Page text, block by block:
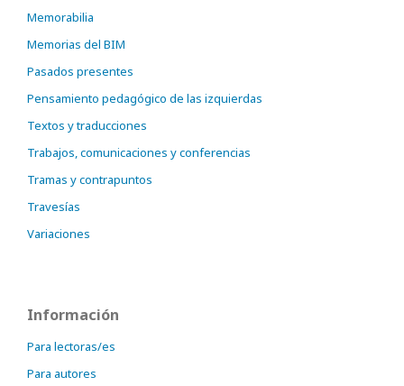
Memorabilia
Memorias del BIM
Pasados presentes
Pensamiento pedagógico de las izquierdas
Textos y traducciones
Trabajos, comunicaciones y conferencias
Tramas y contrapuntos
Travesías
Variaciones
Información
Para lectoras/es
Para autores